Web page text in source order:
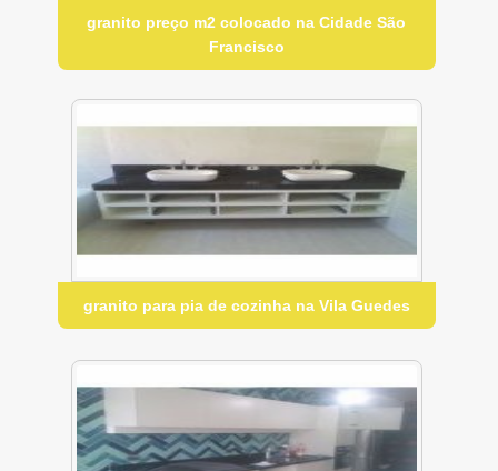
granito preço m2 colocado na Cidade São
Francisco
granito para pia de cozinha na Vila Guedes